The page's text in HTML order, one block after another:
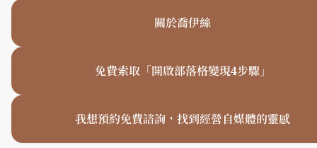
關於喬伊絲
免費索取「開啟部落格變現4步驟」
我想預約免費諮詢，找到經營自媒體的靈感
經營自媒體、找成就感、小額創業人，互相交流成長